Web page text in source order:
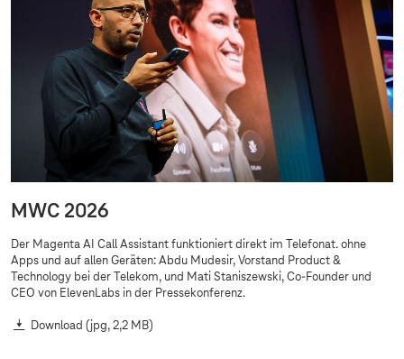
MWC 2026
Der Magenta AI Call Assistant funktioniert direkt im Telefonat. ohne
Apps und auf allen Geräten: Abdu Mudesir, Vorstand Product &
Technology bei der Telekom, und Mati Staniszewski, Co-Founder und
CEO von ElevenLabs in der Pressekonferenz.
Download (jpg, 2,2 MB)